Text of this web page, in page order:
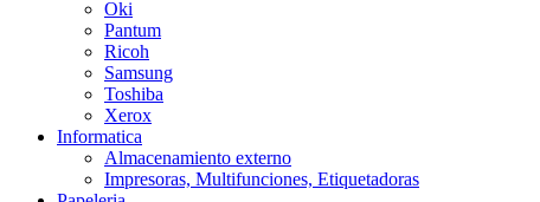
Oki
Pantum
Ricoh
Samsung
Toshiba
Xerox
Informatica
Almacenamiento externo
Impresoras, Multifunciones, Etiquetadoras